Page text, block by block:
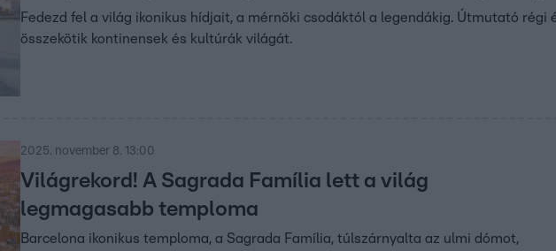
Fedezd fel a világ ikonikus hídjait, a mérnöki csodáktól a legendákig. Útmutató régi
összekötik kontinensek és kultúrák világát.
2025. november 8. 13:00
Világrekord! A Sagrada Família lett a világ
legmagasabb temploma
Barcelona ikonikus temploma, a Sagrada Família, túlszárnyalta az ulmi dómot,